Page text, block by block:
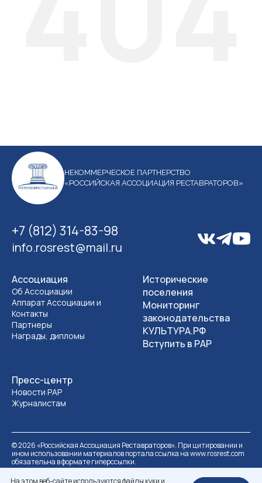
На этом веб-сайте используются файлы куки и
НЕКОММЕРЧЕСКОЕ ПАРТНЕРСТВО
«РОССИЙСКАЯ АССОЦИАЦИЯ РЕСТАВРАТОРОВ»
+7 (812) 314-83-98
info.rosrest@mail.ru
Ассоциация
Об Ассоциации
Аппарат Ассоциации и
Контакты
Партнеры
Награды, дипломы
Пресс-центр
Новости РАР
Журналистам
Исторические
поселения
Мониторинг
законодательства
КУЛЬТУРА.РФ
Вступить в РАР
©2026 «Российская Ассоциация Реставраторов». При цитировании и
ином использовании материалов портала ссылка на www.rosrest.com
обязательна в формате гиперссылки.
Политика обработки персональных данных
Разработка сайта